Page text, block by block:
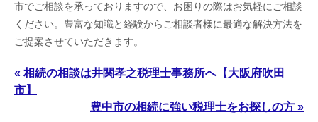
市でご相談を承っておりますので、お困りの際はお気軽にご相談
ください。豊富な知識と経験からご相談者様に最適な解決方法を
ご提案させていただきます。
« 相続の相談は井関孝之税理士事務所へ【大阪府吹田
市】
豊中市の相続に強い税理士をお探しの方 »